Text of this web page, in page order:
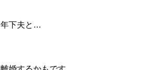
年下夫と…